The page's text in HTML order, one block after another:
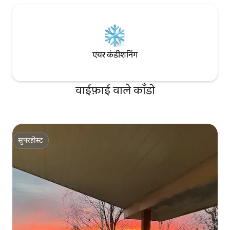
एयर कंडीशनिंग
वाईफ़ाई वाले काँडो
सुपरहोस्ट
सुपरहोस्ट